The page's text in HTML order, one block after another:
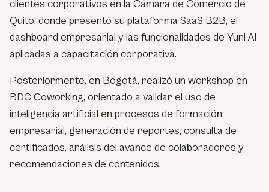
clientes corporativos en la Cámara de Comercio de
Quito, donde presentó su plataforma SaaS B2B, el
dashboard empresarial y las funcionalidades de Yuni AI
aplicadas a capacitación corporativa.
Posteriormente, en Bogotá, realizó un workshop en
BDC Coworking, orientado a validar el uso de
inteligencia artificial en procesos de formación
empresarial, generación de reportes, consulta de
certificados, análisis del avance de colaboradores y
recomendaciones de contenidos.